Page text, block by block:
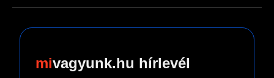
vagyunk.hu hírlevél